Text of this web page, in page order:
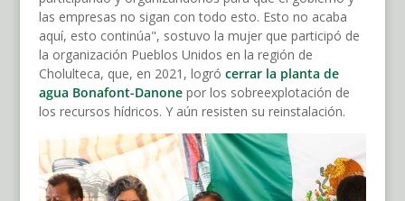
las empresas no sigan con todo esto. Esto no acaba
aquí, esto continúa", sostuvo la mujer que participó de
la organización Pueblos Unidos en la región de
Cholulteca, que, en 2021, logró cerrar la planta de
agua Bonafont-Danonepor los sobreexplotación de
los recursos hídricos. Y aún resisten su reinstalación.